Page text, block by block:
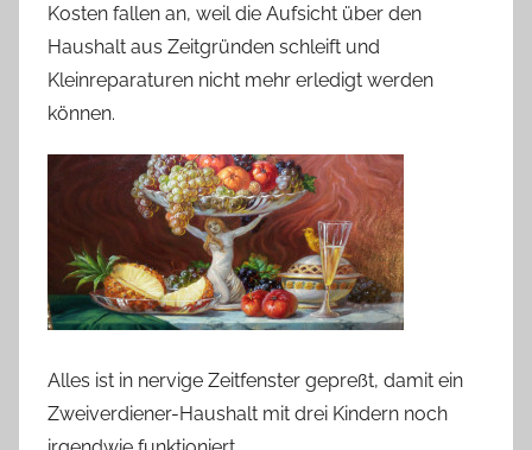
Kosten fallen an, weil die Aufsicht über den
Haushalt aus Zeitgründen schleift und
Kleinreparaturen nicht mehr erledigt werden
können.
Alles ist in nervige Zeitfenster gepreßt, damit ein
Zweiverdiener-Haushalt mit drei Kindern noch